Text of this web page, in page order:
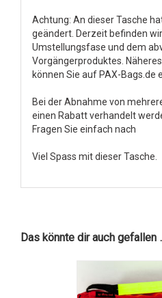
Achtung: An dieser Tasche
geändert. Derzeit befinden
Umstellungsfase und dem
Vorgängerproduktes.
können Sie auf PAX-Bags.de
Bei der Abnahme von
einen Rabatt verhandelt
Fragen Sie einfach nach
Viel Spass mit dieser Tasche.
Das könnte dir auch gefallen